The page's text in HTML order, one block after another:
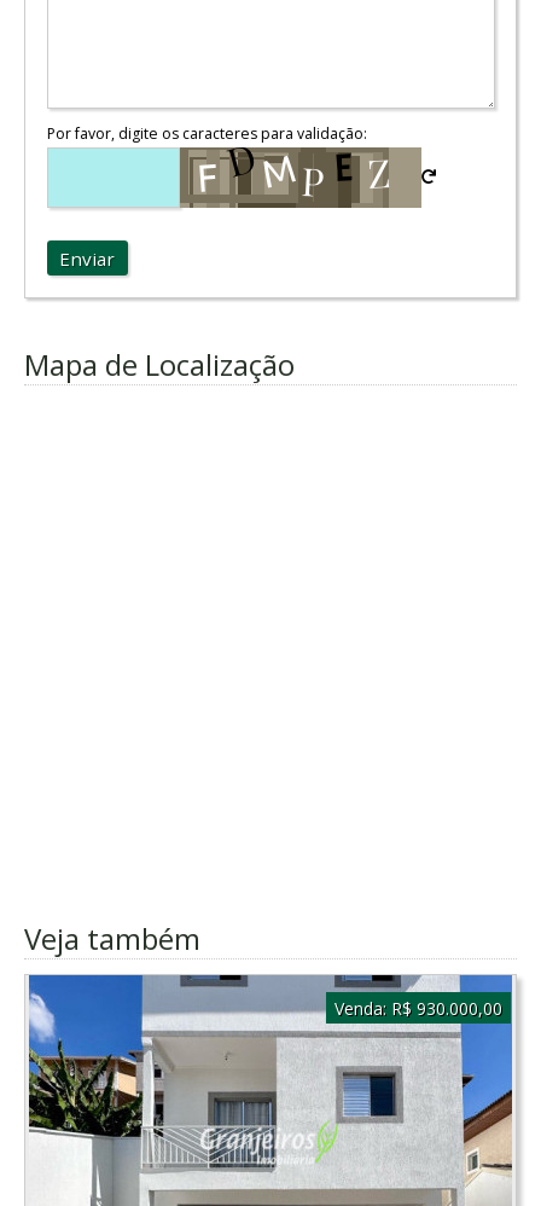
Por favor, digite os caracteres para validação:
Enviar
Mapa de Localização
Veja também
Venda: R$ 930.000,00